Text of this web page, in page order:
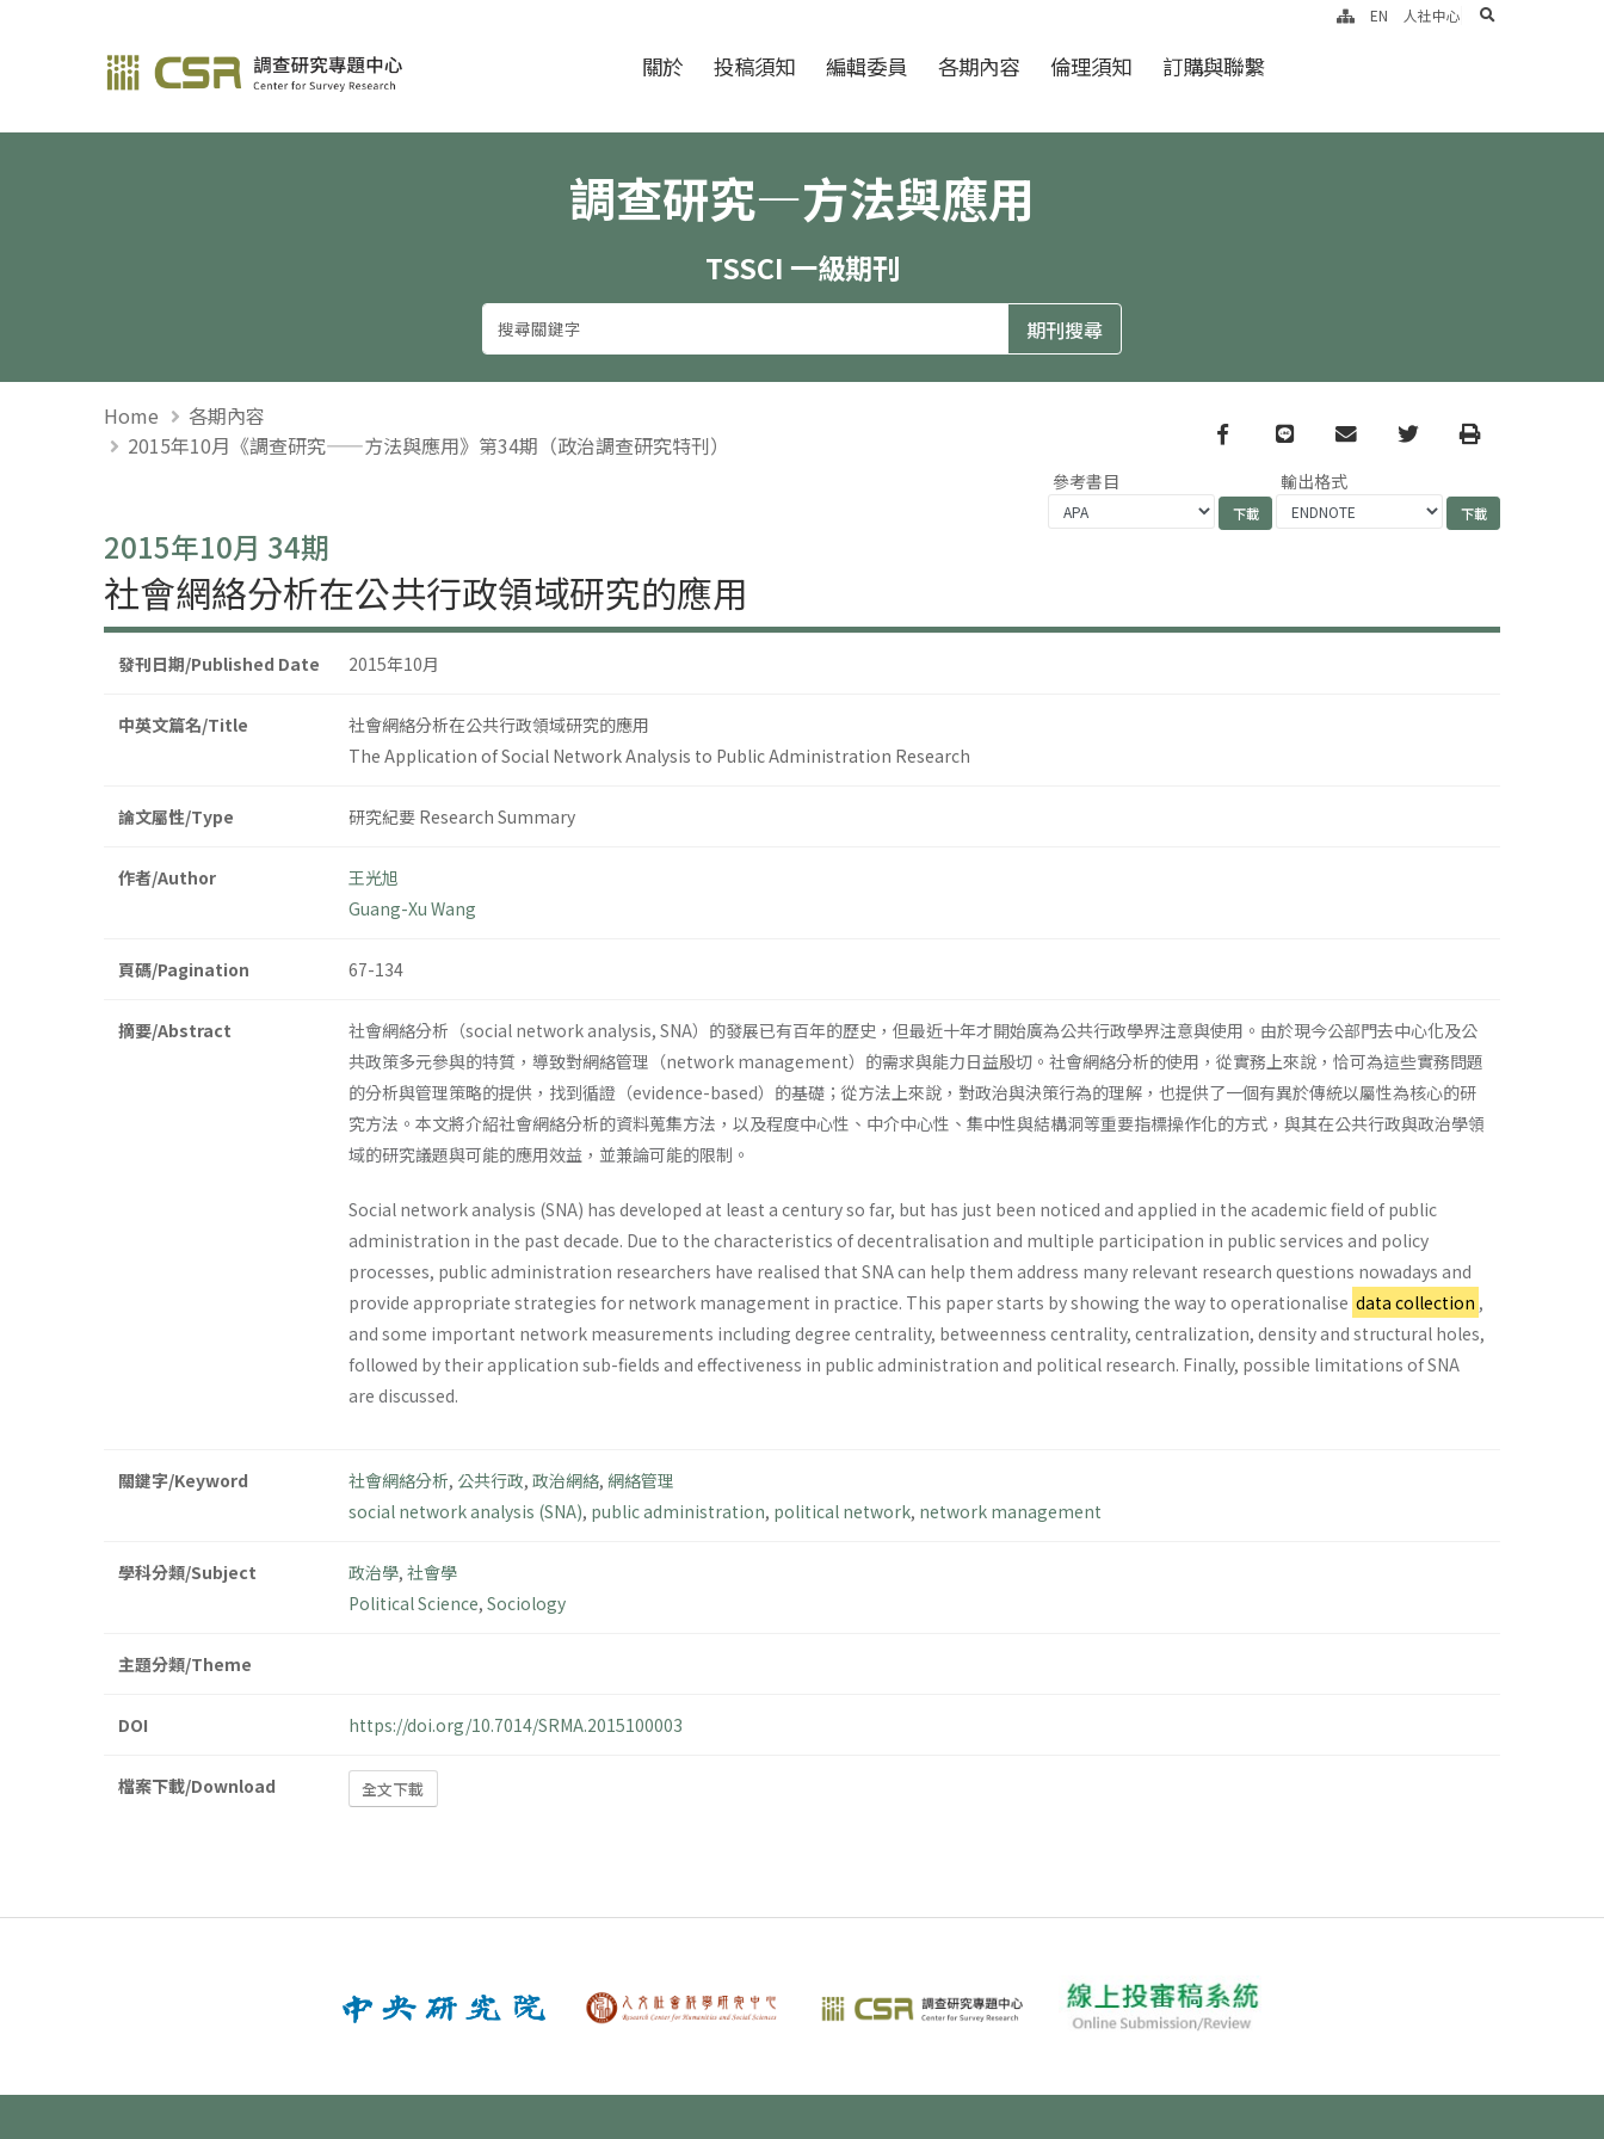
調查研究—方法與應用期刊 關於 投稿須知 編輯委員 各期內容 倫理須知 訂購與聯繫
EN 人社中心 search
調查研究—方法與應用
TSSCI 一級期刊
Home
各期內容
2015年10月《調查研究——方法與應用》第34期（政治調查研究特刊）
Facebook
line email TwitterPrint
參考書目 輸出格式
2015年10月 34期
社會網絡分析在公共行政領域研究的應用
發刊日期/Published Date 2015年10月
中英文篇名/Title
社會網絡分析在公共行政領域研究的應用
The Application of Social Network Analysis to Public Administration Research
論文屬性/Type 研究紀要 Research Summary
作者/Author
王光旭
Guang-Xu Wang
頁碼/Pagination 67-134
摘要/Abstract
社會網絡分析（social network analysis, SNA）的發展已有百年的歷史，但最近十年才開始廣為公共行政學界注意與使用。由於現今公部門去中心化及公
共政策多元參與的特質，導致對網絡管理（network management）的需求與能力日益殷切。社會網絡分析的使用，從實務上來說，恰可為這些實務問題
的分析與管理策略的提供，找到循證（evidence-based）的基礎；從方法上來說，對政治與決策行為的理解，也提供了一個有異於傳統以屬性為核心的研
究方法。本文將介紹社會網絡分析的資料蒐集方法，以及程度中心性、中介中心性、集中性與結構洞等重要指標操作化的方式，與其在公共行政與政治學領
域的研究議題與可能的應用效益，並兼論可能的限制。
Social network analysis (SNA) has developed at least a century so far, but has just been noticed and applied in the academic field of public
administration in the past decade. Due to the characteristics of decentralisation and multiple participation in public services and policy
processes, public administration researchers have realised that SNA can help them address many relevant research questions nowadays and
provide appropriate strategies for network management in practice. This paper starts by showing the way to operationalise data collection ,
and some important network measurements including degree centrality, betweenness centrality, centralization, density and structural holes,
followed by their application sub-fields and effectiveness in public administration and political research. Finally, possible limitations of SNA
are discussed.
關鍵字/Keyword 社會網絡分析, 公共行政, 政治網絡, 網絡管理
social network analysis (SNA), public administration, political network, network management
學科分類/Subject 政治學, 社會學
Political Science, Sociology
主題分類/Theme
DOI https://doi.org/10.7014/SRMA.2015100003
檔案下載/Download 全文下載